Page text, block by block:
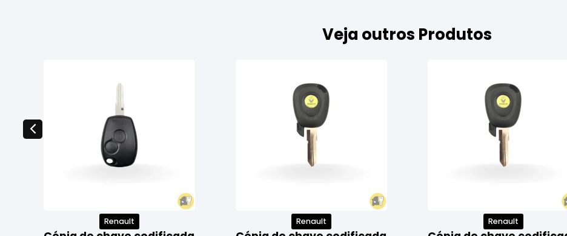
Veja outros Produtos
Renault Renault Renault